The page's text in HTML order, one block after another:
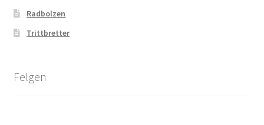
Radbolzen
Trittbretter
Felgen